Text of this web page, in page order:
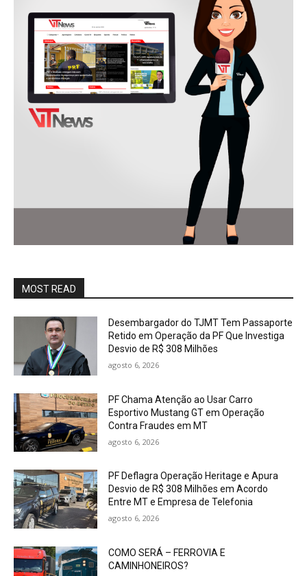
MOST READ
Desembargador do TJMT Tem Passaporte
Retido em Operação da PF Que Investiga
Desvio de R$ 308 Milhões
agosto 6, 2026
PF Chama Atenção ao Usar Carro
Esportivo Mustang GT em Operação
Contra Fraudes em MT
agosto 6, 2026
PF Deflagra Operação Heritage e Apura
Desvio de R$ 308 Milhões em Acordo
Entre MT e Empresa de Telefonia
agosto 6, 2026
COMO SERÁ – FERROVIA E
CAMINHONEIROS?